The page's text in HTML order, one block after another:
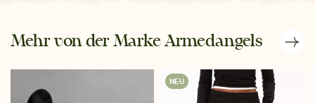
Mehr von der Marke Armedangels
NEU